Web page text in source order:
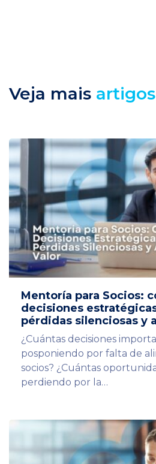
Veja mais artigos
Mentoría para Socios:
decisiones
pérdidas silenciosas y
¿Cuántas decisiones
posponiendo por falta de
socios? ¿Cuántas
perdiendo por la…